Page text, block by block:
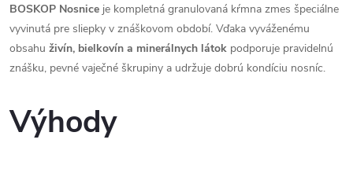
BOSKOP Nosnice je kompletná granulovaná kŕmna zmes špeciálne
vyvinutá pre sliepky v znáškovom období. Vďaka vyváženému
obsahu živín, bielkovín a minerálnych látok podporuje pravidelnú
znášku, pevné vaječné škrupiny a udržuje dobrú kondíciu nosníc.
Výhody